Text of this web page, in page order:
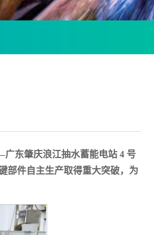
东肇庆浪江抽水蓄能电站 4 号
部件自主生产取得重大突破，为